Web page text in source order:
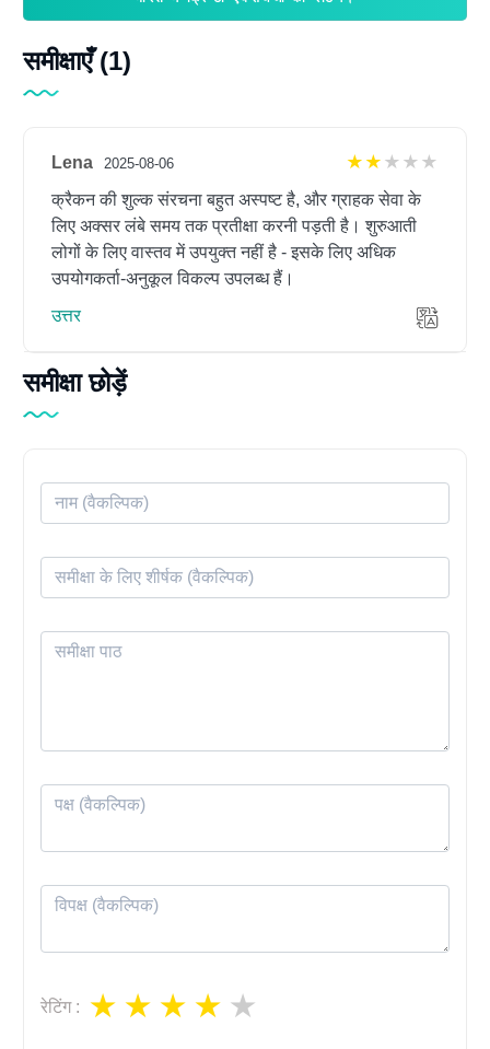
समीक्षाएँ (1)
Lena 2025-08-06
2 out of 5
क्रैकन की शुल्क संरचना बहुत अस्पष्ट है, और ग्राहक सेवा के
लिए अक्सर लंबे समय तक प्रतीक्षा करनी पड़ती है। शुरुआती
लोगों के लिए वास्तव में उपयुक्त नहीं है - इसके लिए अधिक
उपयोगकर्ता-अनुकूल विकल्प उपलब्ध हैं।
उत्तर
समीक्षा छोड़ें
रेटिंग :